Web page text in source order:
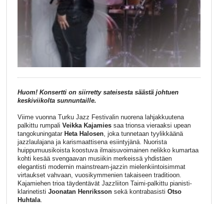
Huom! Konsertti on siirretty sateisesta säästä johtuen
keskiviikolta sunnuntaille.
Viime vuonna Turku Jazz Festivalin nuorena lahjakkuutena
palkittu rumpali Veikka Kajamiessaa trionsa vieraaksi upean
tangokuningatar Heta Halosen, joka tunnetaan tyylikkäänä
jazzlaulajana ja karismaattisena esiintyjänä. Nuorista
huippumuusikoista koostuva ilmaisuvoimainen nelikko kumartaa
kohti kesää svengaavan musiikin merkeissä yhdistäen
elegantisti modernin mainstream-jazzin mielenkiintoisimmat
virtaukset vahvaan, vuosikymmenien takaiseen traditioon.
Kajamiehen trioa täydentävät Jazzliiton Taimi-palkittu pianisti-
klarinetisti Joonatan Henrikssonsekä kontrabasisti Otso
Huhtala.